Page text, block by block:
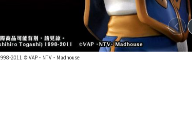
2011 © VAP・NTV・Madhouse